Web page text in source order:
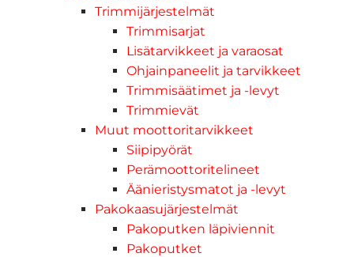
Trimmijärjestelmät
Trimmisarjat
Lisätarvikkeet ja varaosat
Ohjainpaneelit ja tarvikkeet
Trimmisäätimet ja -levyt
Trimmievät
Muut moottoritarvikkeet
Siipipyörät
Perämoottoritelineet
Äänieristysmatot ja -levyt
Pakokaasujärjestelmät
Pakoputken läpiviennit
Pakoputket